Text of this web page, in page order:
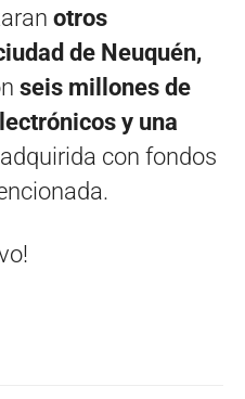
otros
de Neuquén,
seis millones de
y una
con fondos